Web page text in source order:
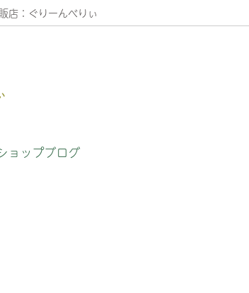
店：ぐりーんべりぃ
ンタビュー
ョップブログ